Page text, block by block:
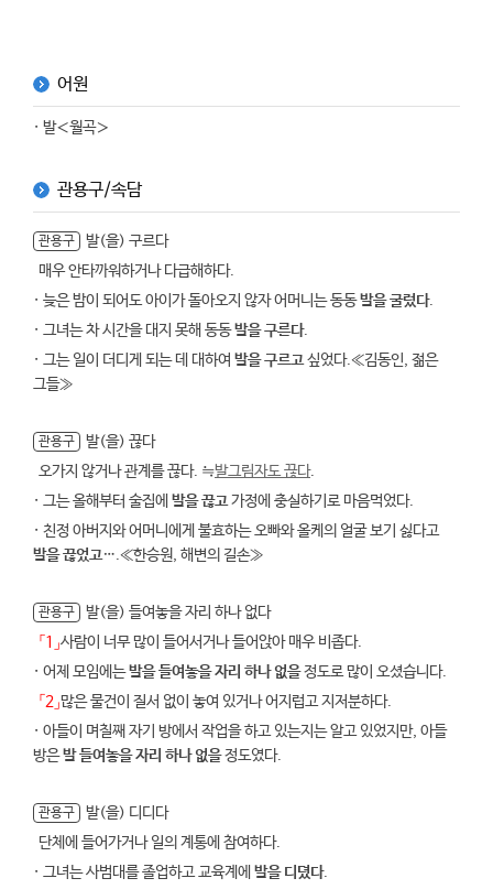
어원
· 발＜월곡＞
관용구/속담
관용구
발(을) 구르다
매우 안타까워하거나 다급해하다.
· 늦은 밤이 되어도 아이가 돌아오지 않자 어머니는 동동발을 굴렀다.
· 그녀는 차 시간을 대지 못해 동동발을 구른다.
· 그는 일이 더디게 되는 데 대하여 발을 구르고싶었다.≪김동인, 젊은
그들≫
관용구
발(을) 끊다
오가지 않거나 관계를 끊다. ≒발그림자도 끊다.
· 그는 올해부터 술집에 발을 끊고가정에 충실하기로 마음먹었다.
· 친정 아버지와 어머니에게 불효하는 오빠와 올케의 얼굴 보기 싫다고
발을 끊었고….≪한승원, 해변의 길손≫
관용구
발(을) 들여놓을 자리 하나 없다
「1」사람이 너무 많이 들어서거나 들어앉아 매우 비좁다.
· 어제 모임에는발을 들여놓을 자리 하나 없을정도로 많이 오셨습니다.
「2」많은 물건이 질서 없이 놓여 있거나 어지럽고 지저분하다.
· 아들이 며칠째 자기 방에서 작업을 하고 있는지는 알고 있었지만, 아들
방은발 들여놓을 자리 하나 없을정도였다.
관용구
발(을) 디디다
단체에 들어가거나 일의 계통에 참여하다.
· 그녀는 사범대를 졸업하고 교육계에 발을 디뎠다.